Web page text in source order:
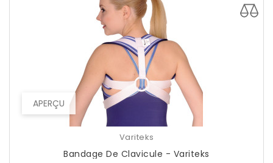
APERÇU
Variteks
Bandage De Clavicule - Variteks